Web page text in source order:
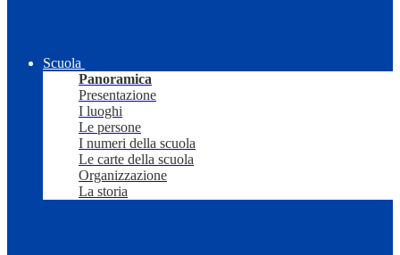
Scuola
Panoramica
Presentazione
I luoghi
Le persone
I numeri della scuola
Le carte della scuola
Organizzazione
La storia